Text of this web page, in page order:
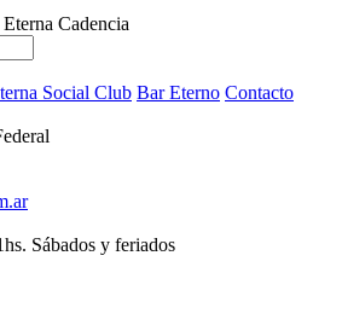
Eterna Cadencia
Social Club Bar Eterno Contacto
Sábados y feriados